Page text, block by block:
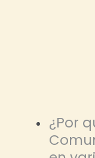
¿Por